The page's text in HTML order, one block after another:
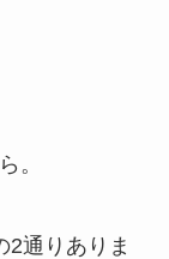
。
2通りありま